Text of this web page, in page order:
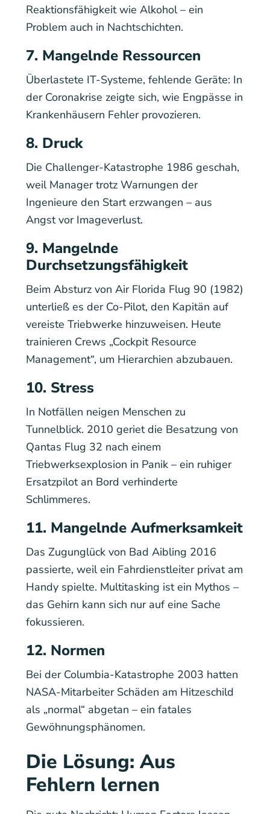
Reaktionsfähigkeit wie Alkohol – ein
Problem auch in Nachtschichten.
7. Mangelnde Ressourcen
Überlastete IT-Systeme, fehlende Geräte: In
der Coronakrise zeigte sich, wie Engpässe in
Krankenhäusern Fehler provozieren.
8. Druck
Die Challenger-Katastrophe 1986 geschah,
weil Manager trotz Warnungen der
Ingenieure den Start erzwangen – aus
Angst vor Imageverlust.
9. Mangelnde
Durchsetzungsfähigkeit
Beim Absturz von Air Florida Flug 90 (1982)
unterließ es der Co-Pilot, den Kapitän auf
vereiste Triebwerke hinzuweisen. Heute
trainieren Crews „Cockpit Resource
Management“, um Hierarchien abzubauen.
10. Stress
In Notfällen neigen Menschen zu
Tunnelblick. 2010 geriet die Besatzung von
Qantas Flug 32 nach einem
Triebwerksexplosion in Panik – ein ruhiger
Ersatzpilot an Bord verhinderte
Schlimmeres.
11. Mangelnde Aufmerksamkeit
Das Zugunglück von Bad Aibling 2016
passierte, weil ein Fahrdienstleiter privat am
Handy spielte. Multitasking ist ein Mythos –
das Gehirn kann sich nur auf eine Sache
fokussieren.
12. Normen
Bei der Columbia-Katastrophe 2003 hatten
NASA-Mitarbeiter Schäden am Hitzeschild
als „normal“ abgetan – ein fatales
Gewöhnungsphänomen.
Die Lösung: Aus
Fehlern lernen